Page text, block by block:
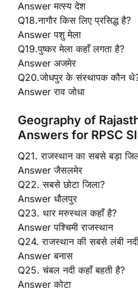
Answer मत्स्य देश
Q18.नागौर किस लिए प्रसिद्ध है?
Answer पशु मेला
Q19.पुष्कर मेला कहाँ लगता है?
Answer अजमेर
Q20.जोधपुर के संस्थापक कौन
Answer राव जोधा
Geography of
Answers for RPSC
Q21. राजस्थान का सबसे बड़ा
Answer जैसलमेर
Q22. सबसे छोटा जिला?
Answer धौलपुर
Q23. थार मरुस्थल कहाँ है?
Answer पश्चिमी राजस्थान
Q24. राजस्थान की सबसे लंबी
Answer बनास
Q25. चंबल नदी कहाँ बहती है?
Answer कोटा